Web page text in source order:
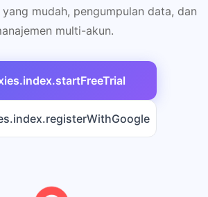
mudah, pengumpulan data, dan
multi-akun.